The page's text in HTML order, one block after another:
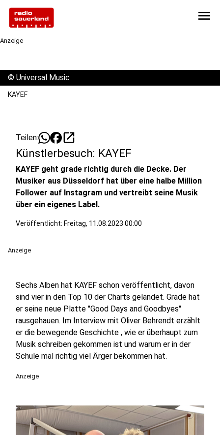
menu
Anzeige
© Universal Music
KAYEF
Teilen: open_in_new
Künstlerbesuch: KAYEF
KAYEF geht grade richtig durch die Decke. Der
Musiker aus Düsseldorf hat über eine halbe Million
Follower auf Instagram und vertreibt seine Musik
über ein eigenes Label.
Veröffentlicht: Freitag, 11.08.2023 00:00
Anzeige
Sechs Alben hat KAYEF schon veröffentlicht, davon
sind vier in den Top 10 der Charts gelandet. Grade hat
er seine neue Platte "Good Days and Goodbyes"
rausgehauen. Im Interview mit Oliver Behrendt erzählt
er die bewegende Geschichte , wie er überhaupt zum
Musik schreiben gekommen ist und warum er in der
Schule mal richtig viel Ärger bekommen hat.
Anzeige